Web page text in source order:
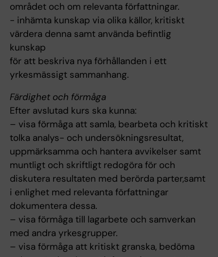
området och om relevanta författningar.
- inhämta kunskap via olika källor, kritiskt
värdera denna samt använda befintlig
kunskap
för att beskriva nya förhållanden i ett
yrkesmässigt sammanhang.
Färdighet och förmåga
Efter avslutad kurs ska kunna:
– visa förmåga att samla, bearbeta och kritiskt
tolka analys- och undersökningsresultat,
uppmärksamma och hantera avvikelser samt
muntligt och skriftligt redogöra för och
diskutera resultaten med berörda parter,samt
i enlighet med relevanta författningar
dokumentera dessa.
– visa förmåga till lagarbete och samverkan
med andra yrkesgrupper.
– visa förmåga att kritiskt granska, bedöma